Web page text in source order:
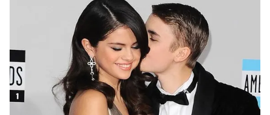
Chất lượng cuộc sống
Học trực tuyến
Công nghệ
Hitech Công nghệ tương lai
Sản phẩm
Giao lưu trực tuyến